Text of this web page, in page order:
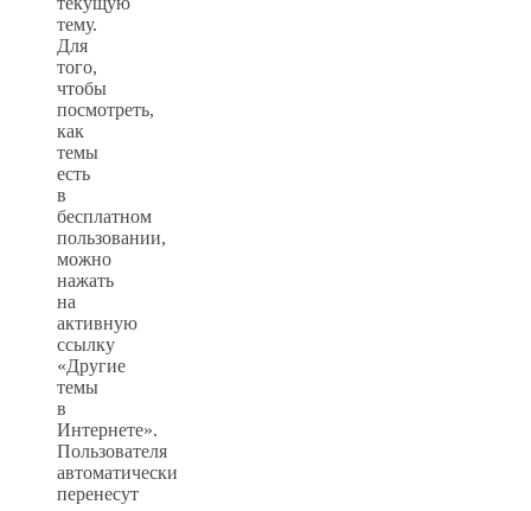
тему.
Для
того,
чтобы
посмотреть,
как
темы
есть
в
бесплатном
пользовании,
можно
нажать
на
активную
ссылку
«Другие
темы
в
Интернете».
Пользователя
автоматически
перенесут